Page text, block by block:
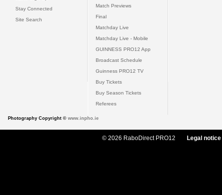
Stay Connected
Site Search
Match Previews
Final
Matchday Live
Matchday Live - Mobile
GUINNESS PRO12 App
Broadcast Schedule
Guinness PRO12 TV
Buy Tickets
Buy Season Tickets
Referees
Photography Copyright © www.inpho.ie
© 2026 RaboDirect PRO12 Legal notice